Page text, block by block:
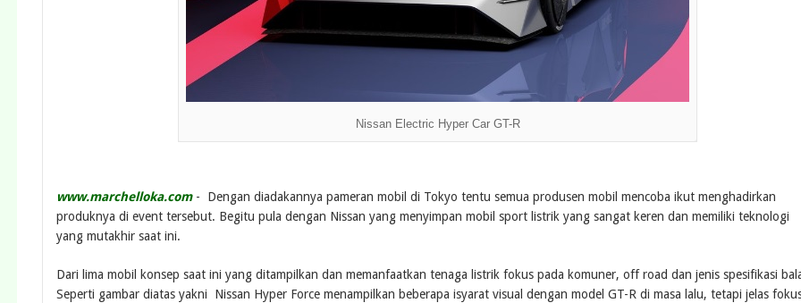
Nissan Electric Hyper Car GT-R
www.marchelloka.com- Dengan diadakannya pameran mobil di Tokyo tentu semua produsen mobil mencoba ikut menghadirkan
produknya di event tersebut. Begitu pula dengan Nissan yang menyimpan mobil sport listrik yang sangat keren dan memiliki teknologi
yang mutakhir saat ini.
Dari lima mobil konsep saat ini yang ditampilkan dan memanfaatkan tenaga listrik fokus pada komuner, off road dan jenis spesifikasi
Seperti gambar diatas yakni Nissan Hyper Force menampilkan beberapa isyarat visual dengan model GT-R di masa lalu, tetapi jelas